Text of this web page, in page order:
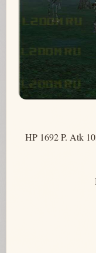
HP 1692 P. Atk